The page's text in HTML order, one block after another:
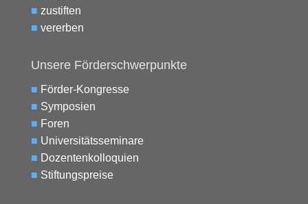
■ zustiften
■ vererben
Unsere Förderschwerpunkte
■ Förder-Kongresse
■ Symposien
■ Foren
■ Universitätsseminare
■ Dozentenkolloquien
■ Stiftungspreise